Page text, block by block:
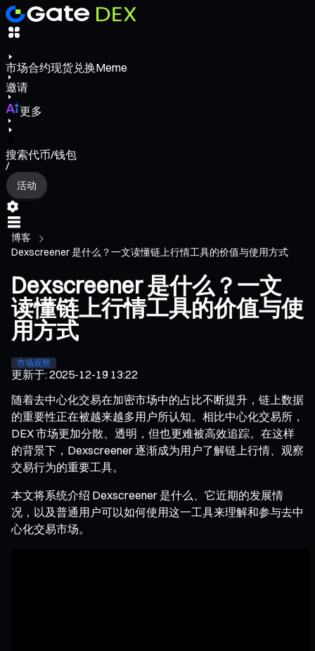
市场合约现货兑换Meme
邀请
更多
搜索代币/钱包
/
活动
博客
Dexscreener 是什么？一文读懂链上行情工具的价值与使用方式
Dexscreener 是什么？一文
读懂链上行情工具的价值与使
用方式
市场观察
更新于:2025-12-19 13:22
随着去中心化交易在加密市场中的占比不断提升，链上数据
的重要性正在被越来越多用户所认知。相比中心化交易所，
DEX 市场更加分散、透明，但也更难被高效追踪。在这样
的背景下，Dexscreener 逐渐成为用户了解链上行情、观察
交易行为的重要工具。
本文将系统介绍 Dexscreener 是什么、它近期的发展情
况，以及普通用户可以如何使用这一工具来理解和参与去中
心化交易市场。